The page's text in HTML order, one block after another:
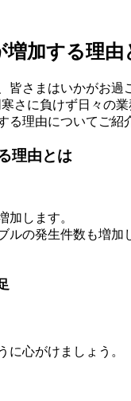
加する理由
さまはいかがお過
さに負けず日々の
理由についてご紹
理由とは
加します。
の発生件数も増加
に心がけましょう。